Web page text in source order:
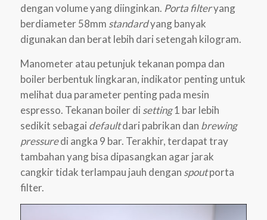
dengan volume yang diinginkan. Porta filteryang
berdiameter 58mm standardyang banyak
digunakan dan berat lebih dari setengah kilogram.
Manometer atau petunjuk tekanan pompa dan
boiler berbentuk lingkaran, indikator penting untuk
melihat dua parameter penting pada mesin
espresso. Tekanan boiler di setting1 bar lebih
sedikit sebagai defaultdari pabrikan dan brewing
pressuredi angka 9 bar. Terakhir, terdapat tray
tambahan yang bisa dipasangkan agar jarak
cangkir tidak terlampau jauh dengan spoutporta
filter.